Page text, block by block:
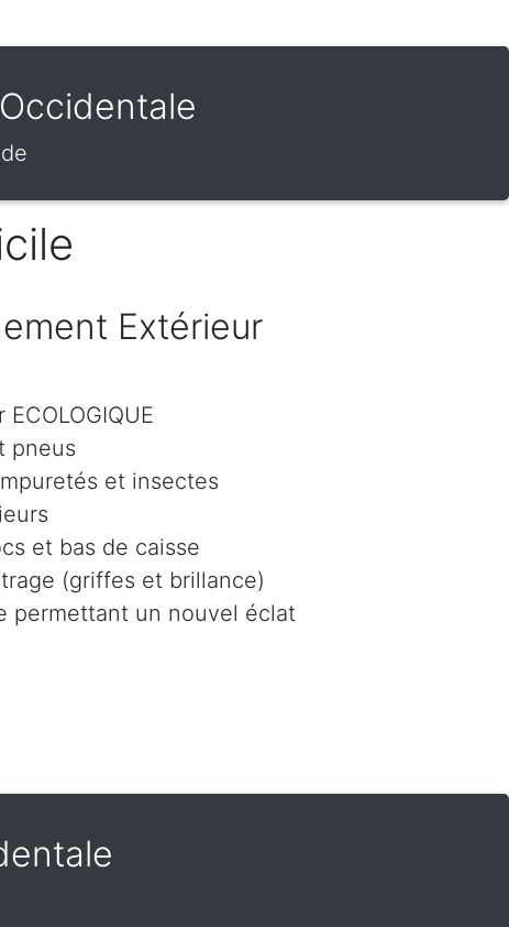
Extérieur
pneus
et insectes
et bas de caisse
(griffes et brillance)
permettant un nouvel éclat